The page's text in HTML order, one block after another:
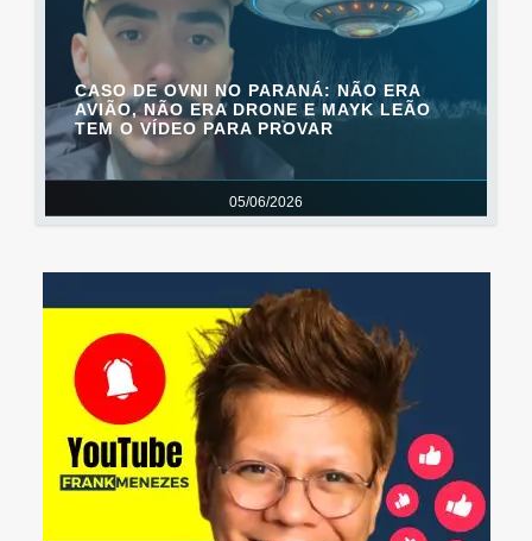
05/06/2026
CASO DE OVNI NO PARANÁ: NÃO ERA
AVIÃO, NÃO ERA DRONE E MAYK LEÃO
TEM O VÍDEO PARA PROVAR